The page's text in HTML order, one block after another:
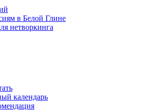
в Белой Глине
нетворкинга
календарь